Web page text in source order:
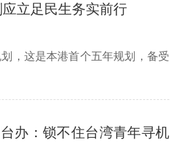
立足民生务实前行
，这是本港首个五年规划，备受
办：锁不住台湾青年寻机